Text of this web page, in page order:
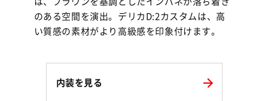
のある空間を演出。デリカD:2カスタムは、高
い質感の素材がより高級感を印象付けます。
内装を見る